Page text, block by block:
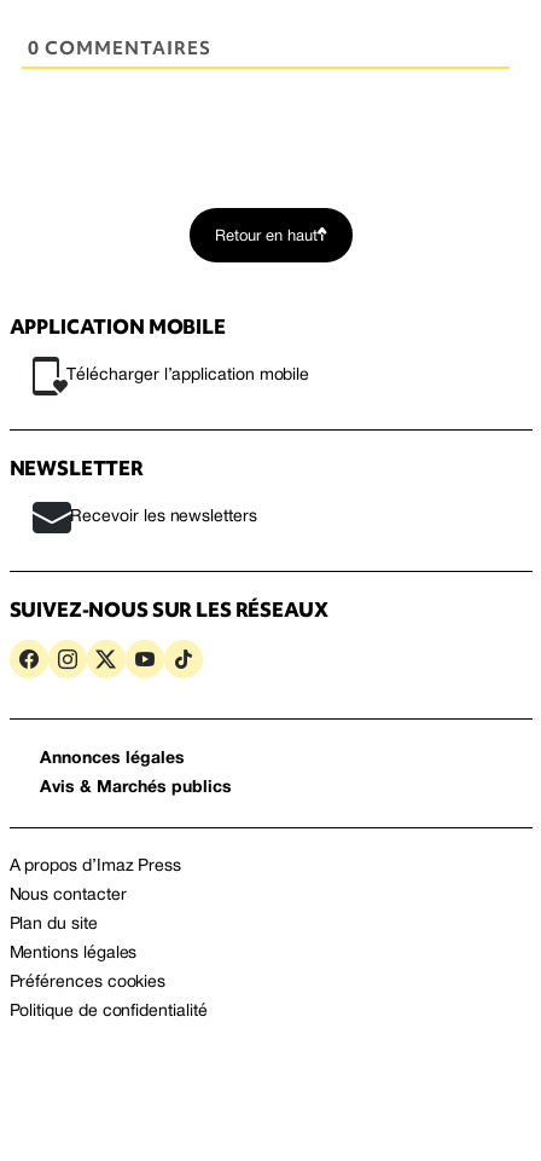
0 COMMENTAIRES
Retour en haut
APPLICATION MOBILE
Télécharger l’application mobile
NEWSLETTER
Recevoir les newsletters
SUIVEZ-NOUS SUR LES RÉSEAUX
Annonces légales
Avis & Marchés publics
A propos d’Imaz Press
Nous contacter
Plan du site
Mentions légales
Préférences cookies
Politique de confidentialité